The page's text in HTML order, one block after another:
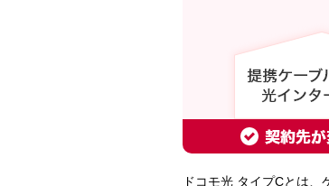
ドコモ光 タイプCとは、